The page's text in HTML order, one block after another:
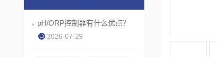
pH/ORP控制器有什么优点？
2026-07-29